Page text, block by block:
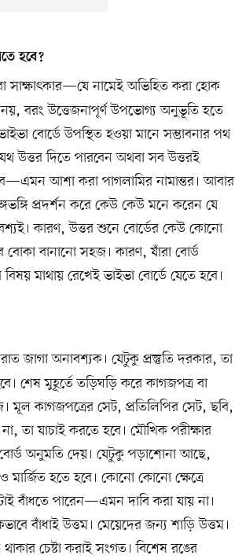
হবে?
সাক্ষাৎকার—যে নামেই অভিহিত করা হোক
নয়, বরং উত্তেজনাপূর্ণ উপভোগ্য অনুভূতি হতে
বোর্ডে উপস্থিত হওয়া মানে সম্ভাবনার পথ
উত্তর দিতে পারবেন অথবা সব উত্তরই
আশা করা পাগলামির নামান্তর। আবার
প্রদর্শন করে কেউ কেউ মনে করেন যে
কারণ, উত্তর শুনে বোর্ডের কেউ কোনো
বানানো সহজ। কারণ, যাঁরা বোর্ড
মাথায় রেখেই ভাইভা বোর্ডে যেতে হবে।
জাগা অনাবশ্যক। যেটুকু প্রস্তুতি দরকার, তা
শেষ মুহূর্তে তড়িঘড়ি করে কাগজপত্র বা
কাগজপত্রের সেট, প্রতিলিপির সেট, ছবি,
তা যাচাই করতে হবে। মৌখিক পরীক্ষার
অনুমতি দেয়। যেটুকু পড়াশোনা আছে,
মার্জিত হতে হবে। কোনো কোনো ক্ষেত্রে
বাঁধতে পারেন—এমন দাবি করা যায় না।
বাঁধাই উত্তম। মেয়েদের জন্য শাড়ি উত্তম।
চেষ্টা করাই সংগত। বিশেষ রঙের